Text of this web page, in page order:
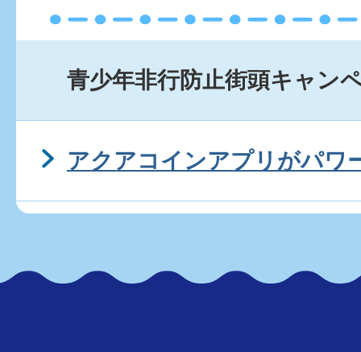
青少年非行防止街頭キャン
アクアコインアプリがパワ